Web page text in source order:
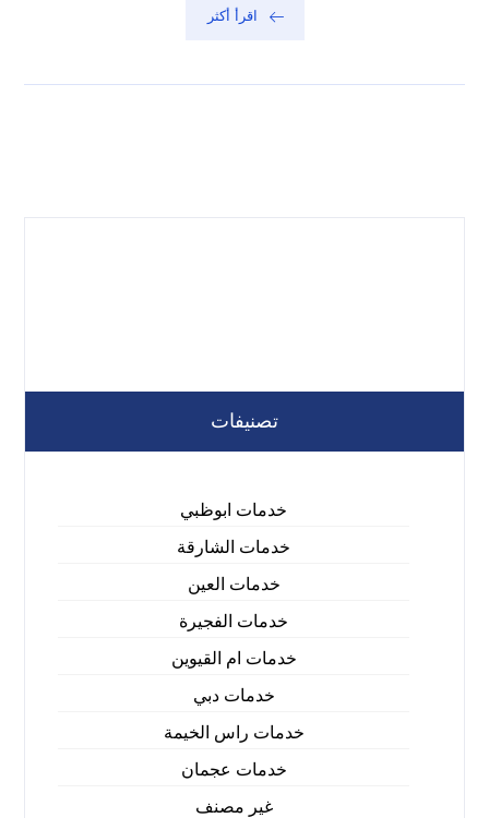
اقرأ أكثر
تصنيفات
خدمات ابوظبي
خدمات الشارقة
خدمات العين
خدمات الفجيرة
خدمات ام القيوين
خدمات دبي
خدمات راس الخيمة
خدمات عجمان
غير مصنف